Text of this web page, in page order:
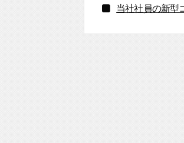
当社社員の新型